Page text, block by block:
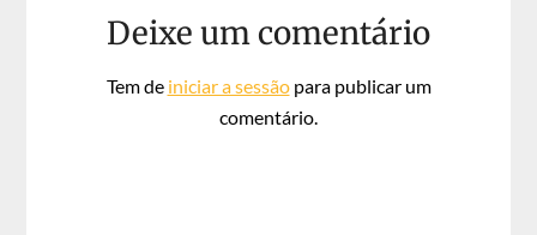
Deixe um comentário
Tem de iniciar a sessãopara publicar um
comentário.